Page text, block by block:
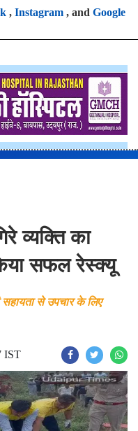
, Instagram, and Google
व्यक्ति का
सफल रेस्क्यू
से उपचार के लिए
IST